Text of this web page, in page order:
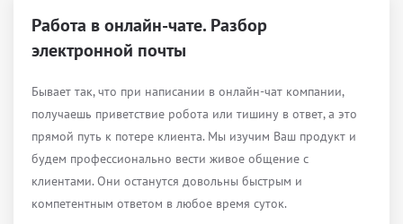
Работа в онлайн-чате. Разбор
электронной почты
Бывает так, что при написании в онлайн-чат компании,
получаешь приветствие робота или тишину в ответ, а это
прямой путь к потере клиента. Мы изучим Ваш продукт и
будем профессионально вести живое общение с
клиентами. Они останутся довольны быстрым и
компетентным ответом в любое время суток.